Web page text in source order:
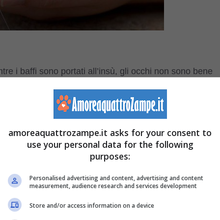
i baffi sono portati all’insù, gli occhi non sono bene
riuscire a dargli forza di stare all’erta. E’ probabile
a miagolii di dolore e che non compia le sue
quando il gatto si lecca.
uccidere il tuo gatto quali
malattie più pericolose per la sua salute e
alla morte il nostro adorato animale domestico (se
amoreaquattrozampe.it asks for your consent to
use your personal data for the following
purposes:
Personalised advertising and content, advertising and content
measurement, audience research and services development
Store and/or access information on a device